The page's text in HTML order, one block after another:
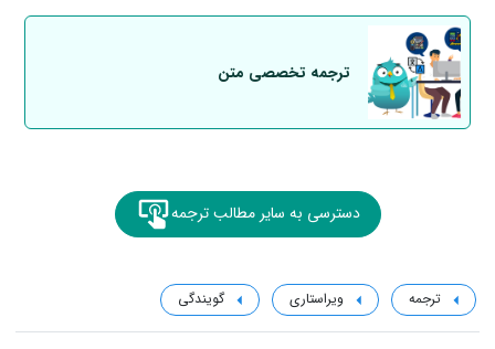
ترجمه تخصصی متن
دسترسی به سایر مطالب ترجمه
ترجمه ویراستاری گویندگی